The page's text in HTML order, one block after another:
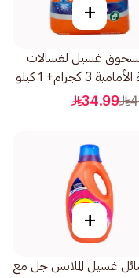
+
غسيل لغسالات
التعبئة الأمامية 3 كجرام+ 1 كيلو
34.99
+
غسيل الملابس جل مع